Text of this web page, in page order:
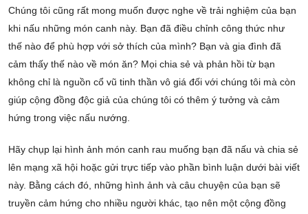
Chúng tôi cũng rất mong muốn được nghe về trải nghiệm của bạn
khi nấu những món canh này. Bạn đã điều chỉnh công thức như
thế nào để phù hợp với sở thích của mình? Bạn và gia đình đã
cảm thấy thế nào về món ăn? Mọi chia sẻ và phản hồi từ bạn
không chỉ là nguồn cổ vũ tinh thần vô giá đối với chúng tôi mà còn
giúp cộng đồng độc giả của chúng tôi có thêm ý tưởng và cảm
hứng trong việc nấu nướng.
Hãy chụp lại hình ảnh món canh rau muống bạn đã nấu và chia sẻ
lên mạng xã hội hoặc gửi trực tiếp vào phần bình luận dưới bài viết
này. Bằng cách đó, những hình ảnh và câu chuyện của bạn sẽ
truyền cảm hứng cho nhiều người khác, tạo nên một cộng đồng